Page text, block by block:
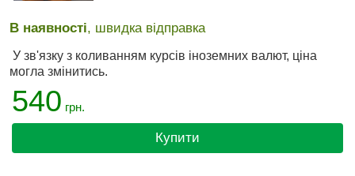
В наявності, швидка відправка
У зв'язку з коливанням курсів іноземних валют, ціна
могла змінитись.
540 грн.
Купити